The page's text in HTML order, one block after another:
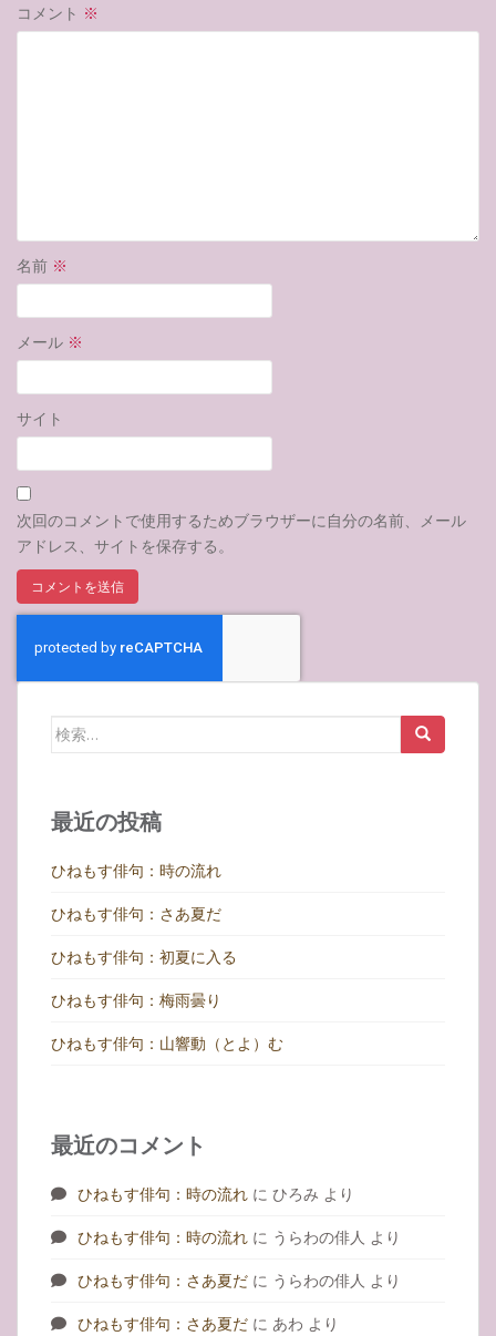
コメント ※
名前 ※
メール ※
サイト
次回のコメントで使用するためブラウザーに自分の名前、メール
アドレス、サイトを保存する。
検
最近の投稿
ひねもす俳句：時の流れ
ひねもす俳句：さあ夏だ
ひねもす俳句：初夏に入る
ひねもす俳句：梅雨曇り
ひねもす俳句：山響動（とよ）む
最近のコメント
ひねもす俳句：時の流れ に ひろみ より
ひねもす俳句：時の流れ に うらわの俳人 より
ひねもす俳句：さあ夏だ に うらわの俳人 より
ひねもす俳句：さあ夏だ に あわ より